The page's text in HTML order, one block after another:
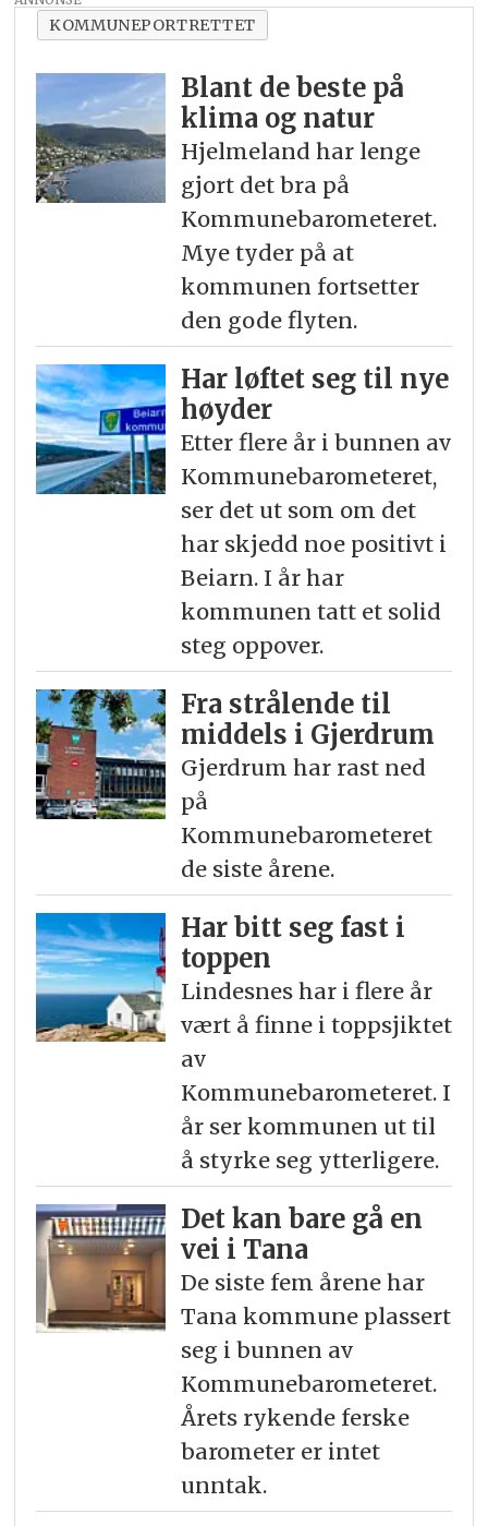
KOMMUNEPORTRETTET
Blant de beste på
klima og natur
Hjelmeland har lenge
gjort det bra på
Kommunebarometeret.
Mye tyder på at
kommunen fortsetter
den gode flyten.
Har løftet seg til nye
høyder
Etter flere år i bunnen av
Kommunebarometeret,
ser det ut som om det
har skjedd noe positivt i
Beiarn. I år har
kommunen tatt et solid
steg oppover.
Fra strålende til
middels i Gjerdrum
Gjerdrum har rast ned
på
Kommunebarometeret
de siste årene.
Har bitt seg fast i
toppen
Lindesnes har i flere år
vært å finne i toppsjiktet
av
Kommunebarometeret. I
år ser kommunen ut til
å styrke seg ytterligere.
Det kan bare gå en
vei i Tana
De siste fem årene har
Tana kommune plassert
seg i bunnen av
Kommunebarometeret.
Årets rykende ferske
barometer er intet
unntak.